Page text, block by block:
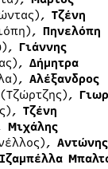
Τζένη
Πηνελόπη
Γιάννης
Δήμητρα
Αλέξανδρος
(Τζώρτζης),
Τζένη
Μιχάλης
Αντώνης
Ιζαμπέλλα